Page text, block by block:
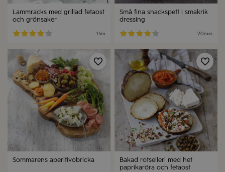
Lammracks med grillad fetaost
och grönsaker
1tim
Små fina snackspett i smakrik
dressing
20min
Sommarens aperitivobricka
Bakad rotselleri med het
paprikaröra och fetaost